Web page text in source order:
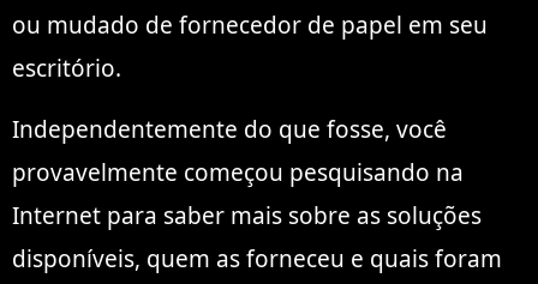
ou mudado de fornecedor de papel em seu
escritório.
Independentemente do que fosse, você
provavelmente começou pesquisando na
Internet para saber mais sobre as soluções
disponíveis, quem as forneceu e quais foram